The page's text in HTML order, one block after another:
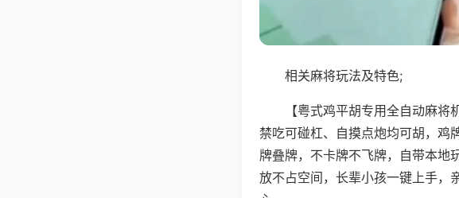
相关麻将玩法及特色;
【粤式鸡平胡专用全自动麻
禁吃可碰杠、自摸点炮均可胡，鸡
牌叠牌，不卡牌不飞牌，自带本地
放不占空间，长辈小孩一键上手，